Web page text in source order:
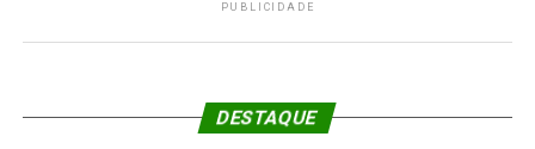
PUBLICIDADE
DESTAQUE